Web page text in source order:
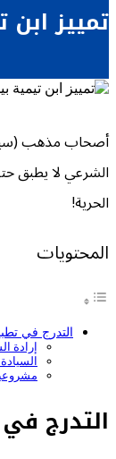
تمييز
أصحاب مذهب
الشرعي لا يطبق
الحرية!
المحتويات
التدرج في
إرادة
التدرج